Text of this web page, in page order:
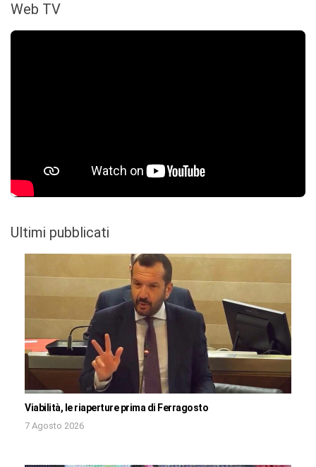
Web TV
Ultimi pubblicati
Viabilità, le riaperture prima di Ferragosto
7 Agosto 2026